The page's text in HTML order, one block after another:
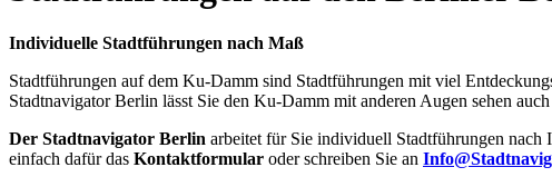
Individuelle Stadtführungen nach Maß
Stadtführungen auf dem Ku-Damm sind Stadtführungen mit viel
Stadtnavigator Berlin lässt Sie den Ku-Damm mit anderen Augen sehen
Der Stadtnavigator Berlin arbeitet für Sie individuell Stadtführungen nach
einfach dafür das Kontaktformular oder schreiben Sie an